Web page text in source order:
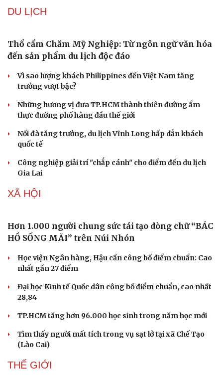
Sân khấu - Điện ảnh
Văn học
Âm nhạc
Di sản
Nghệ sĩ
Sao Việt
Một nhóm nhạc K-pop duy trì sức hút trong bao lâu?
lý do sức khỏe
DU LỊCH
Thổ cẩm Chăm Mỹ Nghiệp: Từ ngôn ngữ văn hóa
đến sản phẩm du lịch độc đáo
Vì sao lượng khách Philippines đến Việt Nam tăng
trưởng vượt bậc?
Những hương vị đưa TP.HCM thành thiên đường ẩm
thực đường phố hàng đầu thế giới
Nối đà tăng trưởng, du lịch Vĩnh Long hấp dẫn khách
quốc tế